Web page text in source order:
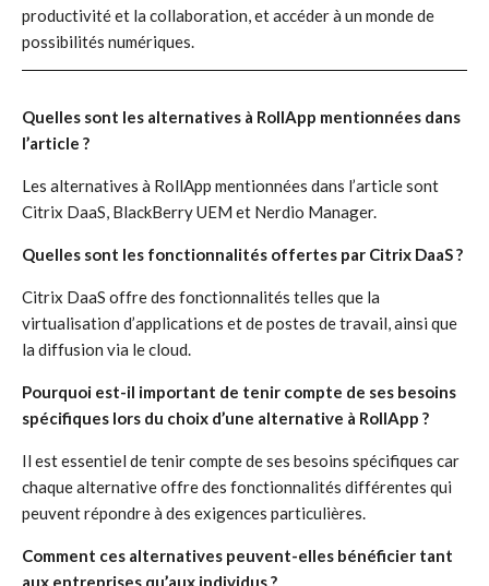
productivité et la collaboration, et accéder à un monde de
possibilités numériques.
Quelles sont les alternatives à RollApp mentionnées dans
l’article ?
Les alternatives à RollApp mentionnées dans l’article sont
Citrix DaaS, BlackBerry UEM et Nerdio Manager.
Quelles sont les fonctionnalités offertes par Citrix DaaS ?
Citrix DaaS offre des fonctionnalités telles que la
virtualisation d’applications et de postes de travail, ainsi que
la diffusion via le cloud.
Pourquoi est-il important de tenir compte de ses besoins
spécifiques lors du choix d’une alternative à RollApp ?
Il est essentiel de tenir compte de ses besoins spécifiques car
chaque alternative offre des fonctionnalités différentes qui
peuvent répondre à des exigences particulières.
Comment ces alternatives peuvent-elles bénéficier tant
aux entreprises qu’aux individus ?